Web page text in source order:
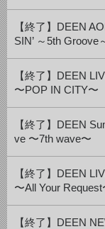
【終了】DEEN
SIN’ ～5th Groove
【終了】DEEN
〜POP IN CITY〜
【終了】DEEN
ve 〜7th wave〜
【終了】DEEN
〜All Your Request
【終了】DEEN